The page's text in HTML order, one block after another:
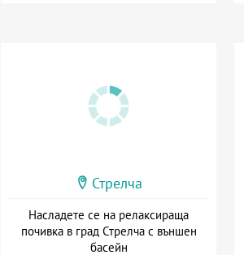
Стрелча
Насладете се на релаксираща
почивка в град Стрелча с външен
басейн